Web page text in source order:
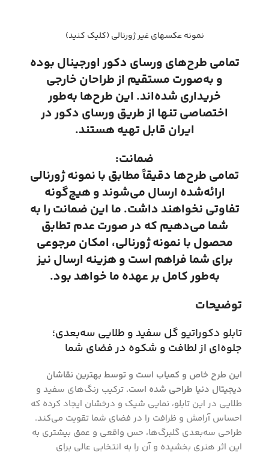
نمونه عکسهای غیر ژورنالی (کلیک کنید)
تمامی طرح‌های ورسای دکور اورجینال بوده
و به‌صورت مستقیم از طراحان خارجی
خریداری شده‌اند. این طرح‌ها به‌طور
اختصاصی تنها از طریق ورسای دکور در
ایران قابل تهیه هستند.
ضمانت:
تمامی طرح‌ها دقیقاً مطابق با نمونه ژورنالی
ارائه‌شده ارسال می‌شوند و هیچ‌گونه
تفاوتی نخواهند داشت. ما این ضمانت را به
شما می‌دهیم که در صورت عدم تطابق
محصول با نمونه ژورنالی، امکان مرجوعی
برای شما فراهم است و هزینه ارسال نیز
به‌طور کامل بر عهده ما خواهد بود.
توضیحات
تابلو دکوراتیو گل سفید و طلایی سه‌بعدی؛
جلوه‌ای از لطافت و شکوه در فضای شما
این طرح خاص و کمیاب است و توسط بهترین نقاشان
دیجیتال دنیا طراحی شده است. ترکیب رنگ‌های سفید و
طلایی در این تابلو، نمایی شیک و درخشان ایجاد کرده که
احساس آرامش و ظرافت را در فضای شما تقویت می‌کند.
طراحی سه‌بعدی گلبرگ‌ها، حس واقعی و عمق بیشتری به
این اثر هنری بخشیده و آن را به انتخابی عالی برای